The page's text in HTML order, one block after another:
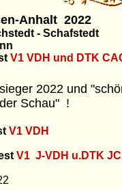
Anhalt 2022
- Schafstedt
V1 VDH und DTK
2022 und
Schau" !
V1 VDH
V1 J-VDH u.DTK